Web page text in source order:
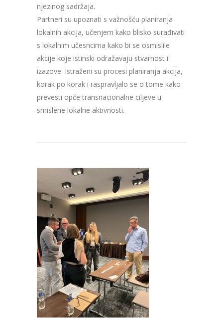
njezinog sadržaja.
Partneri su upoznati s važnošću planiranja
lokalnih akcija, učenjem kako blisko surađivati
​​s lokalnim učesncima kako bi se osmislile
akcije koje istinski odražavaju stvarnost i
izazove. Istraženi su procesi planiranja akcija,
korak po korak i raspravljalo se o tome kako
prevesti opće transnacionalne ciljeve u
smislene lokalne aktivnosti.